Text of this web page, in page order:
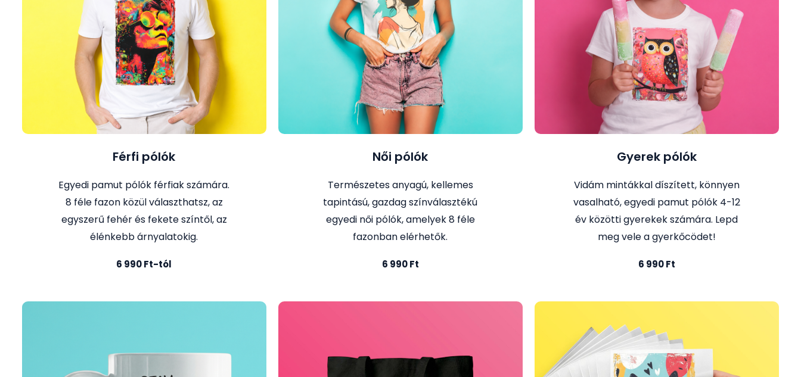
Férfi pólók
Egyedi pamut pólók férfiak számára.
8 féle fazon közül választhatsz, az
egyszerű fehér és fekete színtől, az
élénkebb árnyalatokig.
6 990 Ft-tól
Női pólók
Természetes anyagú, kellemes
tapintású, gazdag színválasztékú
egyedi női pólók, amelyek 8 féle
fazonban elérhetők.
6 990 Ft
Gyerek pólók
Vidám mintákkal díszített, könnyen
vasalható, egyedi pamut pólók 4-12
év közötti gyerekek számára. Lepd
meg vele a gyerkőcödet!
6 990 Ft